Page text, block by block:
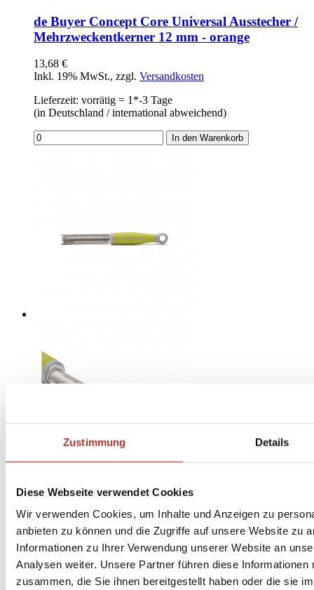
Zustimmung Details
Diese Webseite verwendet Cookies
Wir verwenden Cookies, um Inhalte und Anzeigen zu
anbieten zu können und die Zugriffe auf unsere Website zu
Informationen zu Ihrer Verwendung unserer Website an
Analysen weiter. Unsere Partner führen diese
zusammen, die Sie ihnen bereitgestellt haben oder die sie
de Buyer Concept Core Universal Ausstecher /
Mehrzweckentkerner 12 mm - orange
13,68 €
Inkl. 19% MwSt., zzgl. Versandkosten
Lieferzeit: vorrätig = 1*-3 Tage
(in Deutschland / international abweichend)
In den Warenkorb
de Buyer Concept Core Universal Ausstecher /
Mehrzweckentkerner 20 mm - grün
13,68 €
Inkl. 19% MwSt.